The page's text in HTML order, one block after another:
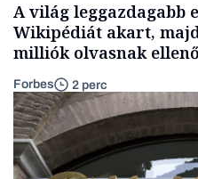
A világ leggazdagabb
Wikipédiát akart,
milliók olvasnak
Forbes 2 perc